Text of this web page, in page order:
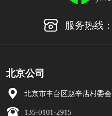
服务热线：
北京公司
北京市丰台区赵辛店村委
135-0101-2915